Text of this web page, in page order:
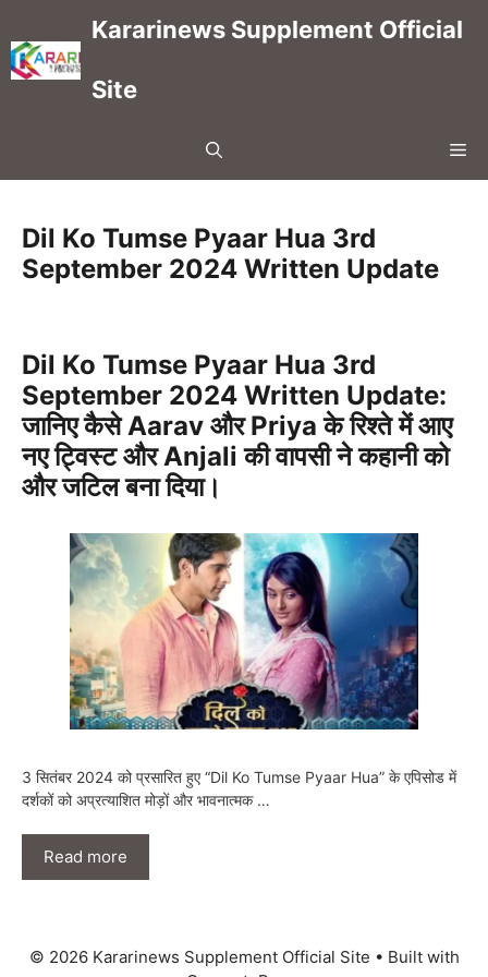
content
Kararinews Supplement Official
Site
Dil Ko Tumse Pyaar Hua 3rd
September 2024 Written Update
Dil Ko Tumse Pyaar Hua 3rd
September 2024 Written Update:
जानिए कैसे Aarav और Priya के रिश्ते में आए
नए ट्विस्ट और Anjali की वापसी ने कहानी को
और जटिल बना दिया।
3 सितंबर 2024 को प्रसारित हुए “Dil Ko Tumse Pyaar Hua” के एपिसोड में
दर्शकों को अप्रत्याशित मोड़ों और भावनात्मक …
Read more
© 2026 Kararinews Supplement Official Site • Built with